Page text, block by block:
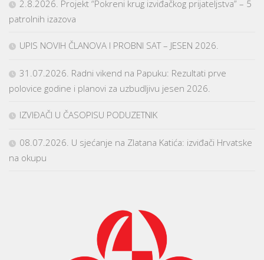
2.8.2026. Projekt “Pokreni krug izviđačkog prijateljstva” – 5
patrolnih izazova
UPIS NOVIH ČLANOVA I PROBNI SAT – JESEN 2026.
31.07.2026. Radni vikend na Papuku: Rezultati prve
polovice godine i planovi za uzbudljivu jesen 2026.
IZVIĐAČI U ČASOPISU PODUZETNIK
08.07.2026. U sjećanje na Zlatana Katića: izviđači Hrvatske
na okupu